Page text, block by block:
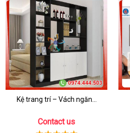
Kệ trang trí – Vách ngăn...
Contact us